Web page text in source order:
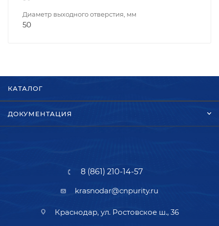
Диаметр выходного отверстия, мм
50
КАТАЛОГ
ДОКУМЕНТАЦИЯ
8 (861) 210-14-57
krasnodar@cnpurity.ru
Краснодар, ул. Ростовское ш., 36